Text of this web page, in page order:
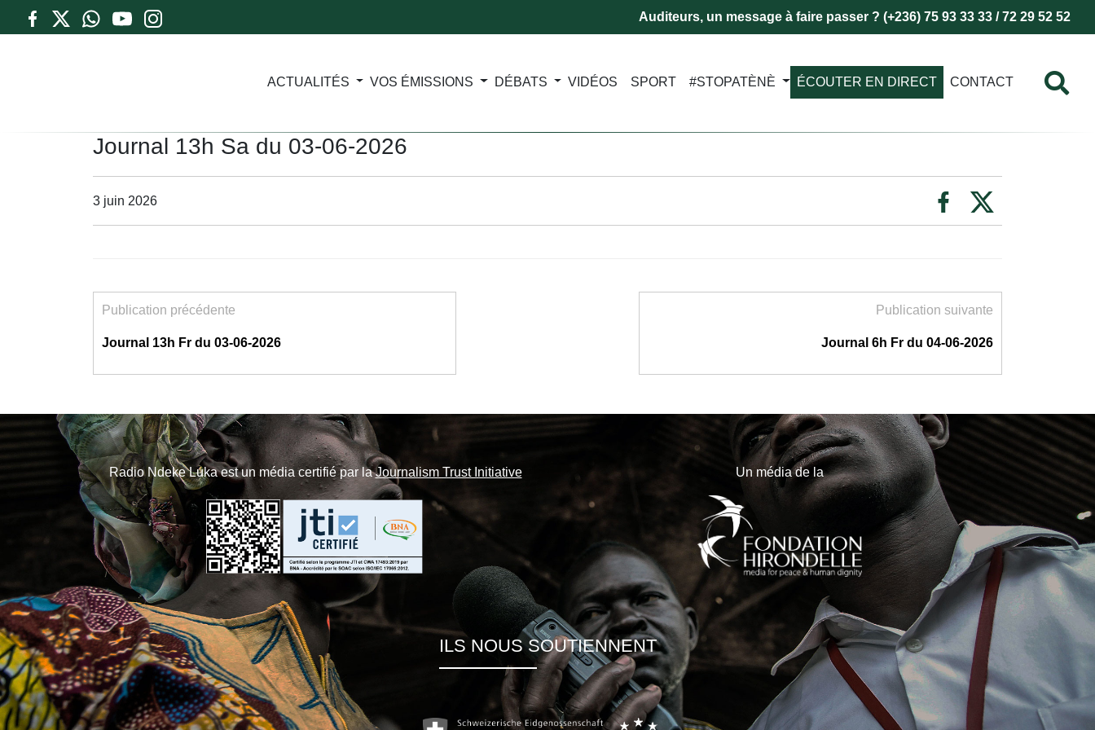
Auditeurs, un message à faire passer ? (+236) 75 93 33 33 / 72 29 52 52
ACTUALITÉS VOS ÉMISSIONS DÉBATS VIDÉOS SPORT #STOPATÈNÈ ÉCOUTER EN DIRECT CONTACT
Journal 13h Sa du 03-06-2026
3 juin 2026
Publication précédente
Journal 13h Fr du 03-06-2026
Publication suivante
Journal 6h Fr du 04-06-2026
Radio Ndeke Luka est un média certifié par laJournalism Trust Initiative Un média de la
ILS NOUS SOUTIENNENT